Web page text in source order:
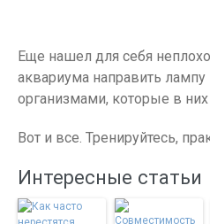
Еще нашел для себя
аквариума направить
организмами, которые в
Вот и все. Тренируйтесь,
Интересные статьи